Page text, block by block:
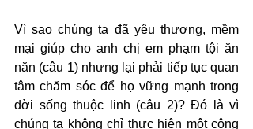
Vì sao chúng ta đã yêu thương, mềm
mại giúp cho anh chị em phạm tội ăn
năn (câu 1) nhưng lại phải tiếp tục quan
tâm chăm sóc để họ vững mạnh trong
đời sống thuộc linh (câu 2)? Đó là vì
chúng ta không chỉ thực hiện một công